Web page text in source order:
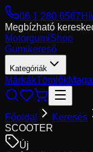
06 1 280 6567
Megbízható
MotorgumiShop
Gumikereső
Kategóriák
MárkákTömlők
Főoldal Keresés
SCOOTER
Új